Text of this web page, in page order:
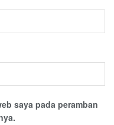
saya pada peramban